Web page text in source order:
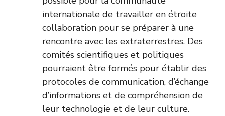
internationale de travailler en étroite
collaboration pour se préparer à une
rencontre avec les extraterrestres. Des
comités scientifiques et politiques
pourraient être formés pour établir des
protocoles de communication, d’échange
d’informations et de compréhension de
leur technologie et de leur culture.